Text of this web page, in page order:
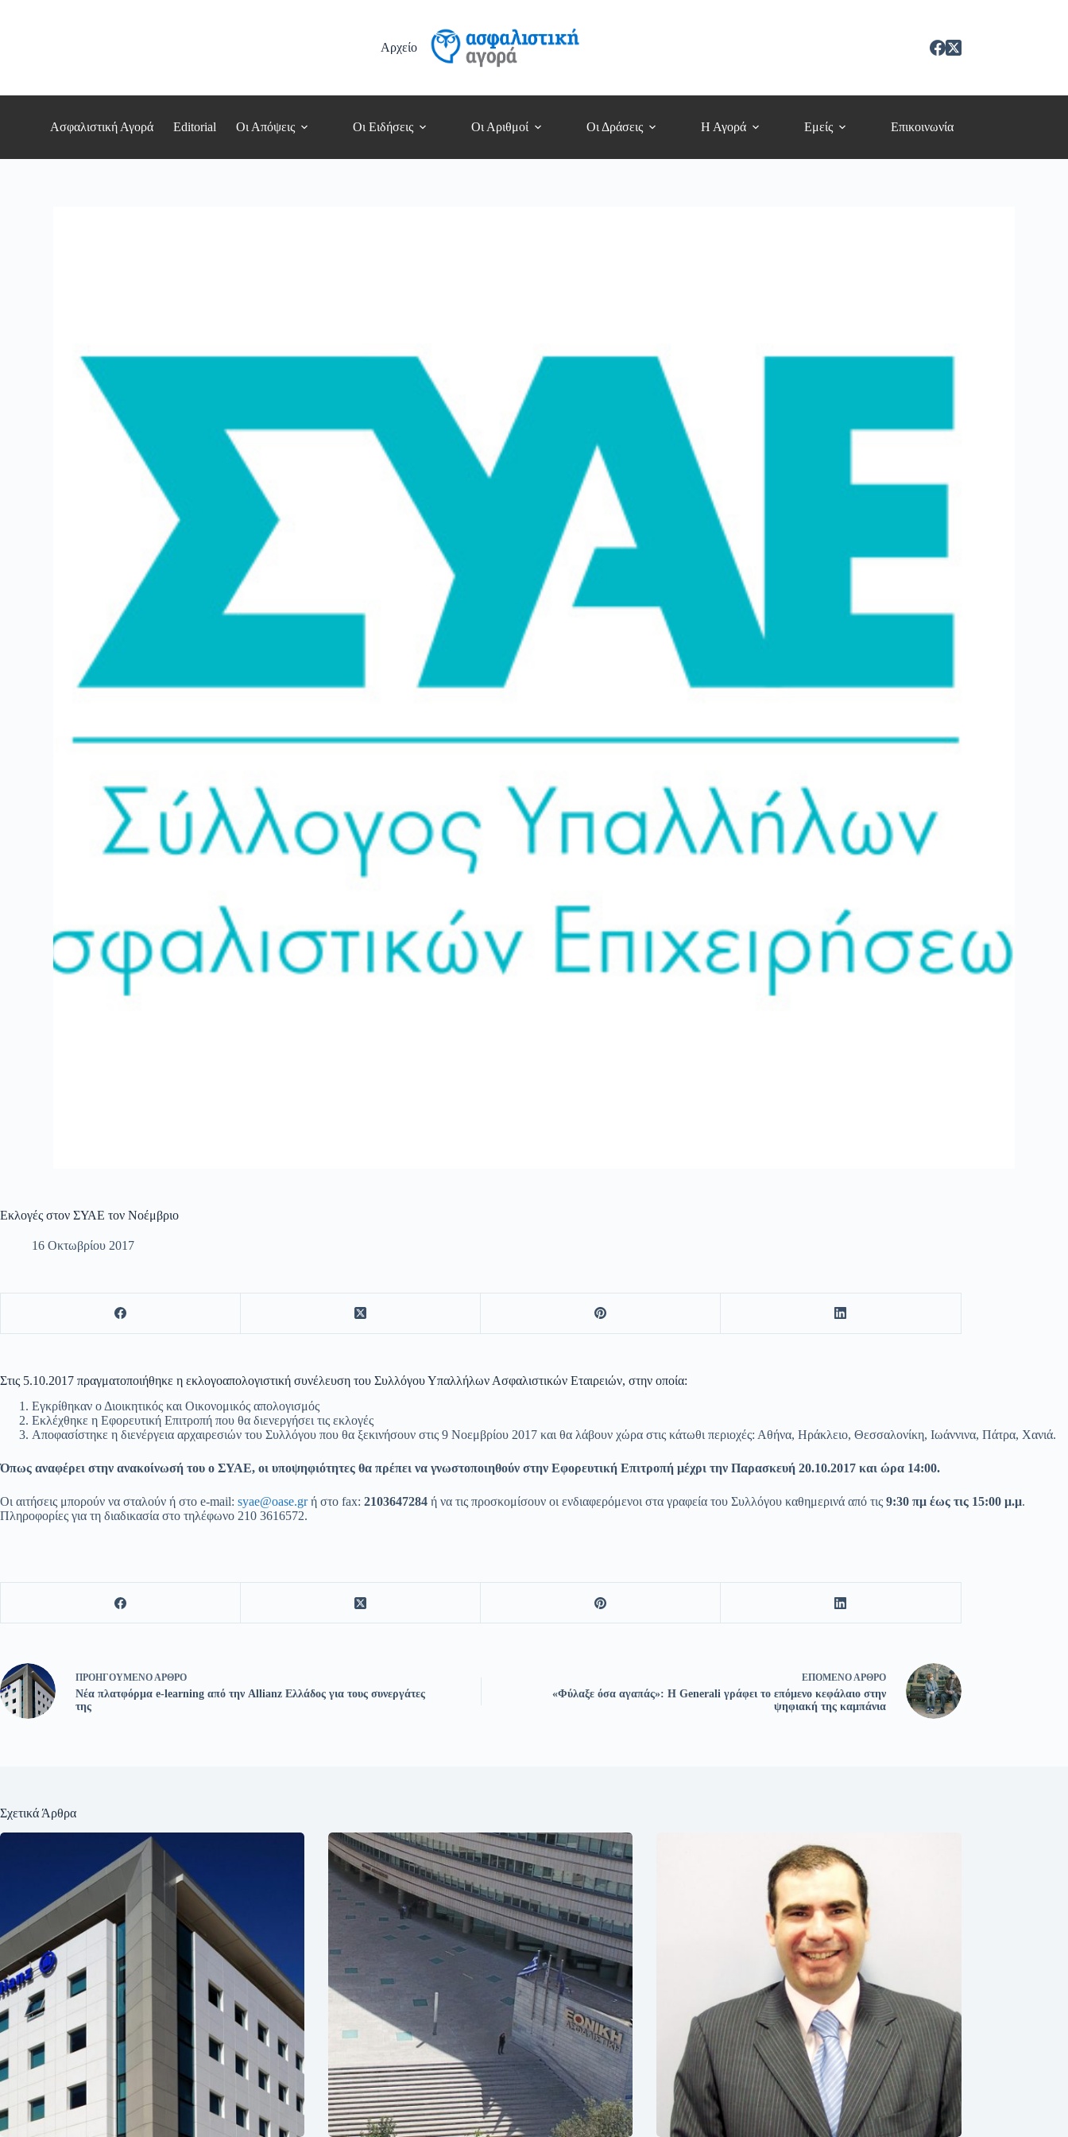
Αρχείο
Ασφαλιστική Αγορά Editorial Οι Απόψεις Οι Ειδήσεις Οι Αριθμοί Οι Δράσεις Η Αγορά Εμείς Επικοινωνία
Εκλογές στον ΣΥΑΕ τον Νοέμβριο
16 Οκτωβρίου 2017
Στις 5.10.2017 πραγματοποιήθηκε η εκλογοαπολογιστική συνέλευση του Συλλόγου Υπαλλήλων Ασφαλιστικών Εταιρειών, στην οποία:
Εγκρίθηκαν ο Διοικητικός και Οικονομικός απολογισμός
Εκλέχθηκε η Εφορευτική Επιτροπή που θα διενεργήσει τις εκλογές
Αποφασίστηκε η διενέργεια αρχαιρεσιών του Συλλόγου που θα ξεκινήσουν στις 9 Νοεμβρίου 2017 και θα λάβουν χώρα στις κάτωθι περιοχές: Αθήνα, Ηράκλειο, Θεσσαλονίκη, Ιωάννινα, Πάτρα, Χανιά.
Όπως αναφέρει στην ανακοίνωσή του ο ΣΥΑΕ, οι υποψηφιότητες θα πρέπει να γνωστοποιηθούν στην Εφορευτική Επιτροπή μέχρι την Παρασκευή 20.10.2017 και ώρα 14:00.
Οι αιτήσεις μπορούν να σταλούν ή στο e-mail: syae@oase.grή στο fax: 2103647284 ή να τις προσκομίσουν οι ενδιαφερόμενοι στα γραφεία του Συλλόγου καθημερινά από τις 9:30 πμ έως τις 15:00 μ.μ.
Πληροφορίες για τη διαδικασία στο τηλέφωνο 210 3616572.
ΠΡΟΗΓΟΎΜΕΝΟΆΡΘΡΟ
Νέα πλατφόρμα e-learning από την Allianz Ελλάδος για τους συνεργάτες
της
ΕΠΌΜΕΝΟΆΡΘΡΟ
«Φύλαξε όσα αγαπάς»: Η Generali γράφει το επόμενο κεφάλαιο στην
ψηφιακή της καμπάνια
Σχετικά Άρθρα